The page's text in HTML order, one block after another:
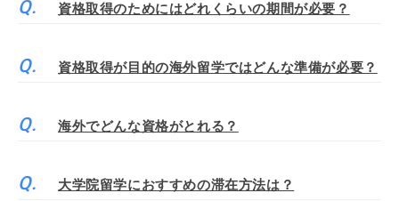
資格取得のためにはどれくらいの期間が必要？
資格取得が目的の海外留学ではどんな準備が必要？
海外でどんな資格がとれる？
大学院留学におすすめの滞在方法は？